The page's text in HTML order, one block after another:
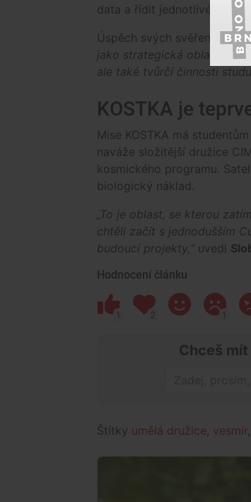
data a řídit jednotlivé
Úspěch svých svěřenců
jako strategická oblast VUT
ale také tvůrčí činnosti
KOSTKA je
Mise KOSTKA má
naváže složitější družice
kosmického programu.
biologický náklad.
„To je oblast, se kterou
chtěli začít s jednodušším
budoucí projekty,“ uvedl
Hodnocení článku
1 2 1
Chceš
Štítky umělá družice vesmír